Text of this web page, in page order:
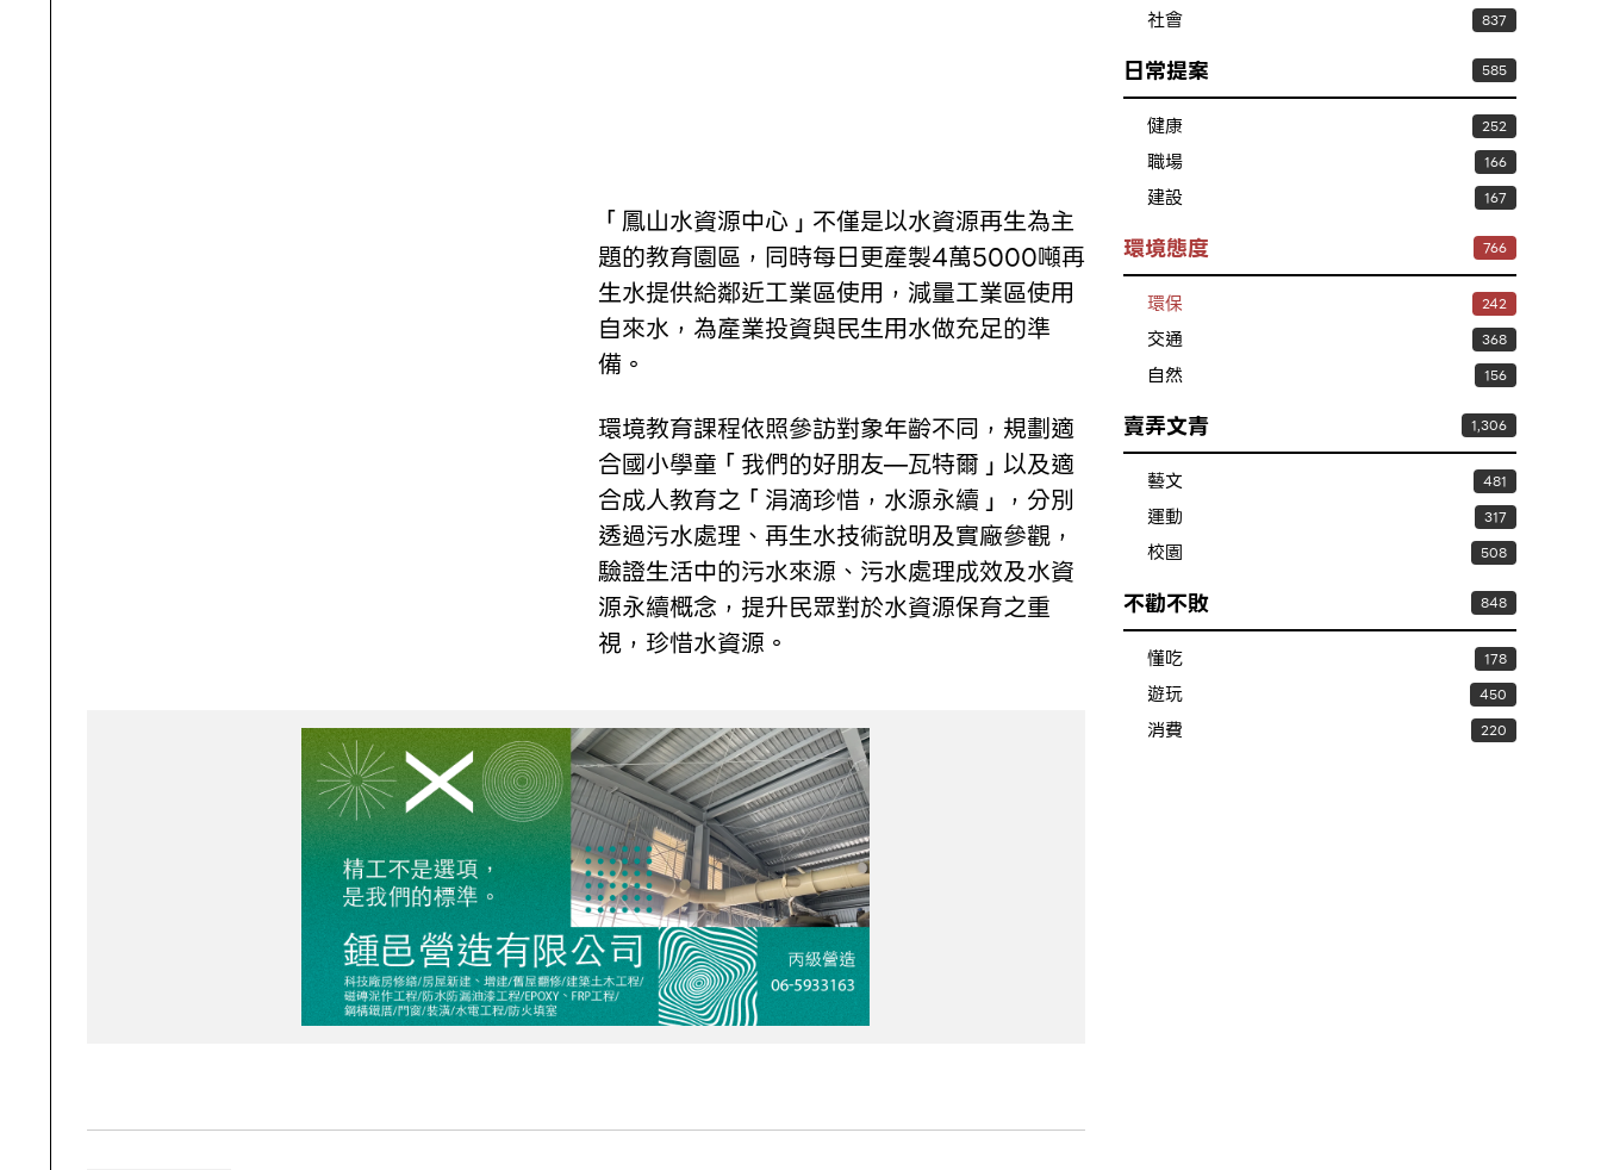
「鳳山水資源中心」不僅是以水資源再生為主
題的教育園區，同時每日更產製4萬5000噸再
生水提供給鄰近工業區使用，減量工業區使用
自來水，為產業投資與民生用水做充足的準
備。
環境教育課程依照參訪對象年齡不同，規劃適
合國小學童「我們的好朋友—瓦特爾」以及適
合成人教育之「涓滴珍惜，水源永續」，分別
透過污水處理、再生水技術說明及實廠參觀，
驗證生活中的污水來源、污水處理成效及水資
源永續概念，提升民眾對於水資源保育之重
視，珍惜水資源。
社會 837
日常提案 585
健康 252
職場 166
建設 167
環境態度 766
環保 242
交通 368
自然 156
賣弄文青 1,306
藝文 481
運動 317
校園 508
不勸不敗 848
懂吃 178
遊玩 450
消費 220